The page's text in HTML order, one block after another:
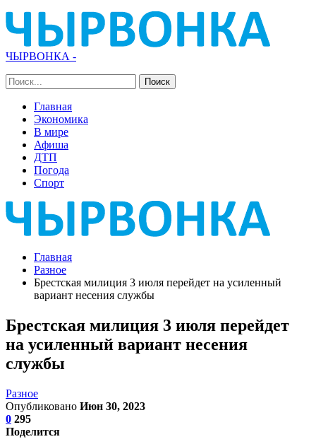
ЧЫРВОНКА -
Главная
Экономика
В мире
Афиша
ДТП
Погода
Спорт
Главная
Разное
Брестская милиция 3 июля перейдет на усиленный
вариант несения службы
Брестская милиция 3 июля перейдет
на усиленный вариант несения
службы
Разное
Опубликовано Июн 30, 2023
0 295
Поделится